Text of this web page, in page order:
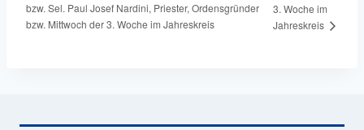
bzw. Sel. Paul Josef Nardini, Priester, Ordensgründer
bzw. Mittwoch der 3. Woche im Jahreskreis
3. Woche im
Jahreskreis